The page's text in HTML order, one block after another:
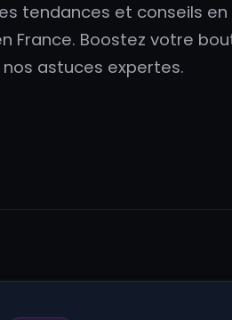
tendances et conseils
France. Boostez votre
astuces expertes.